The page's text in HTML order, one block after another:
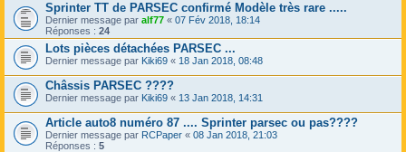
Sprinter TT de PARSEC confirmé Modèle très rare .....
Dernier message par alf77 « 07 Fév 2018, 18:14
Réponses : 24
Lots pièces détachées PARSEC ...
Dernier message par Kiki69 « 18 Jan 2018, 08:48
Châssis PARSEC ????
Dernier message par Kiki69 « 13 Jan 2018, 14:31
Article auto8 numéro 87 .... Sprinter parsec ou pas????
Dernier message par RCPaper « 08 Jan 2018, 21:03
Réponses : 5